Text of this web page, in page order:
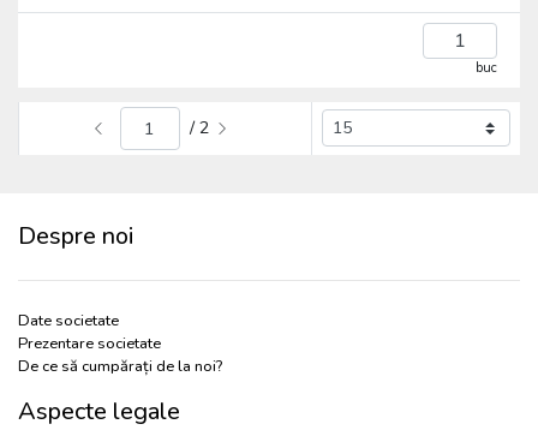
buc
/ 2
Despre noi
Date societate
Prezentare societate
De ce să cumpărați de la noi?
Aspecte legale